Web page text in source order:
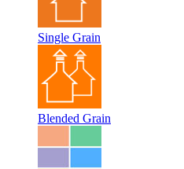
Single Grain
Blended Grain